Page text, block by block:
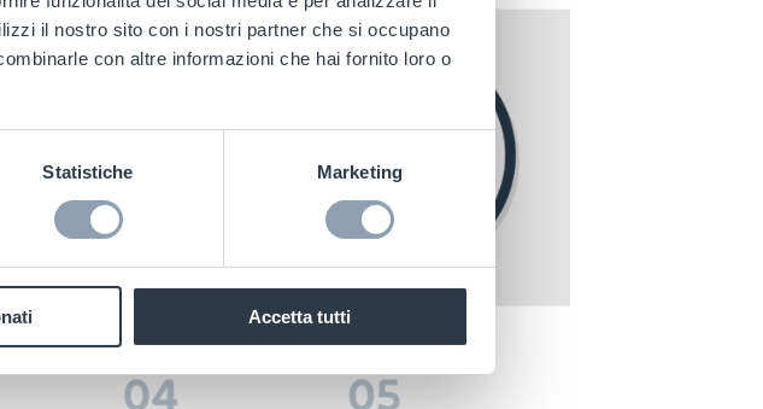
il nostro sito con i nostri partner che si occupano
con altre informazioni che hai fornito loro o
Statistiche Marketing
Accetta tutti